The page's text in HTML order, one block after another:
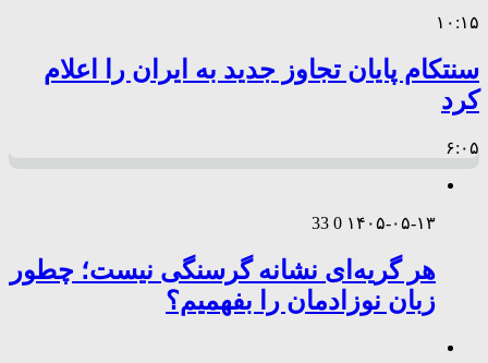
۱۰:۱۵
سنتکام پایان تجاوز جدید به ایران را اعلام
کرد
۶:۰۵
۱۴۰۵-۰۵-۱۳ 0
33
هر گریه‌ای نشانه گرسنگی نیست؛ چطور
زبان نوزادمان را بفهمیم؟